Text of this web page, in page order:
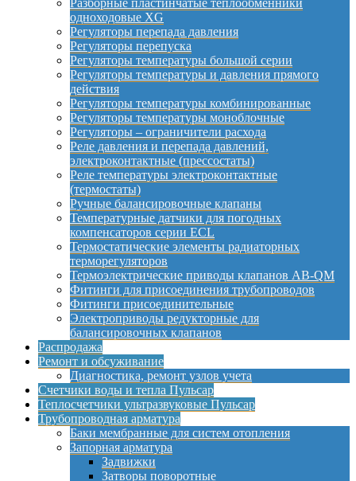
одноходовые XG
Регуляторы перепада давления
Регуляторы перепуска
Регуляторы температуры большой серии
Регуляторы температуры и давления прямого
действия
Регуляторы температуры комбинированные
Регуляторы температуры моноблочные
Регуляторы – ограничители расхода
Реле давления и перепада давлений,
электроконтактные (прессостаты)
Реле температуры электроконтактные
(термостаты)
Ручные балансировочные клапаны
Температурные датчики для погодных
компенсаторов серии ECL
Термостатические элементы радиаторных
терморегуляторов
Термоэлектрические приводы клапанов AB-QM
Фитинги для присоединения трубопроводов
Фитинги присоединительные
Электроприводы редукторные для
балансировочных клапанов
Распродажа
Ремонт и обсуживание
Диагностика, ремонт узлов учета
Счетчики воды и тепла Пульсар
Теплосчетчики ультразвуковые Пульсар
Трубопроводная арматура
Баки мембранные для систем отопления
Запорная арматура
Задвижки
Затворы поворотные